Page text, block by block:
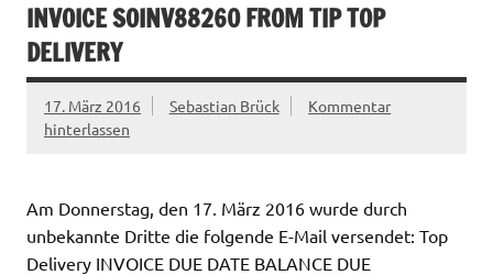
INVOICE SOINV88260 FROM TIP TOP
DELIVERY
17. März 2016 Sebastian Brück
Kommentar
hinterlassen
Am Donnerstag, den 17. März 2016 wurde durch
unbekannte Dritte die folgende E-Mail versendet: Top
Delivery INVOICE DUE DATE BALANCE DUE